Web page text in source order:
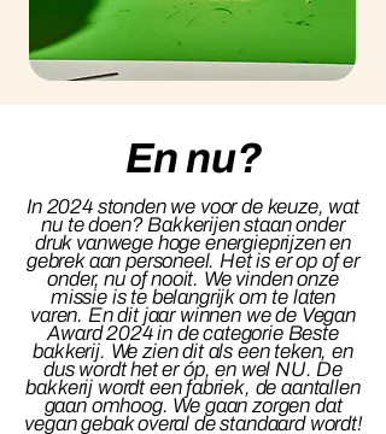
In 2024 stonden we voor de keuze, wat
nu te doen? Bakkerijen staan onder
druk vanwege hoge energieprijzen en
gebrek aan personeel. Het is er op of er
onder, nu of nooit. We vinden onze
missie is te belangrijk om te laten
varen. En dit jaar winnen we de Vegan
Award 2024 in de categorie Beste
bakkerij. We zien dit als een teken, en
dus wordt het er óp, en wel NU. De
bakkerij wordt een fabriek, de aantallen
gaan omhoog. We gaan zorgen dat
vegan gebak overal de standaard wordt!
En nu?